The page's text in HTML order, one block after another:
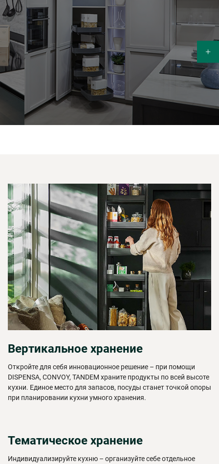
Вертикальное хранение
Откройте для себя инновационное решение – при помощи
DISPENSA, CONVOY, TANDEM храните продукты по всей высоте
кухни. Единое место для запасов, посуды станет точкой опоры
при планировании кухни умного хранения.
Тематическое хранение
Индивидуализируйте кухню – организуйте себе отдельное